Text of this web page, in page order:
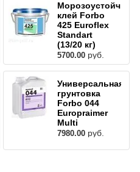
Морозоустойчивый
клей Forbo
425 Euroflex
Standart
(13/20 кг)
5700.00 руб.
Универсальная
грунтовка
Forbo 044
Europraimer
Multi
7980.00 руб.